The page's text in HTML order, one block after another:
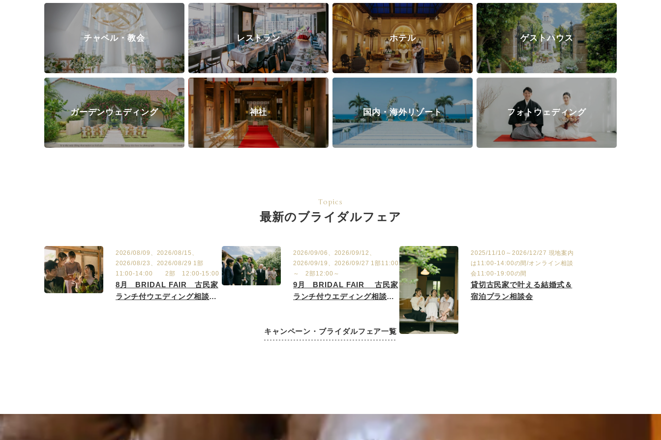
チャペル・教会 レストラン ホテル ゲストハウス
ガーデンウェディング 神社 国内・海外リゾート フォトウェディング
Topics
最新のブライダルフェア
2026/08/09、2026/08/15、
2026/08/23、2026/08/29 1部
11:00-14:00 2部 12:00-15:00
8月 BRIDAL FAIR 古民家
ランチ付ウエディング相談
2026/09/06、2026/09/12、
2026/09/19、2026/09/27 1部11:00
～ 2部12:00～
9月 BRIDAL FAIR 古民家
ランチ付ウエディング相談会
2025/11/10～2026/12/27 現地案内
は11:00-14:00の間/オンライン相談
会11:00-19:00の間
貸切古民家で叶える結婚式＆
宿泊プラン相談会
キャンペーン・ブライダルフェア一覧